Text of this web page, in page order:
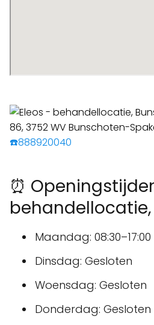
☎️888920040
⏰
Maandag: 08:30–17:00
Dinsdag: Gesloten
Woensdag: Gesloten
Donderdag: Gesloten